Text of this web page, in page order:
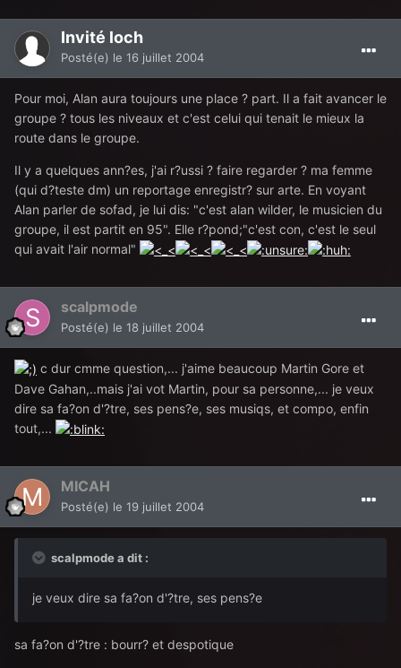
Invité loch
Posté(e) le 16 juillet 2004
Pour moi, Alan aura toujours une place ? part. Il a fait avancer le
groupe ? tous les niveaux et c'est celui qui tenait le mieux la
route dans le groupe.
Il y a quelques ann?es, j'ai r?ussi ? faire regarder ? ma femme
(qui d?teste dm) un reportage enregistr? sur arte. En voyant
Alan parler de sofad, je lui dis: "c'est alan wilder, le musicien du
groupe, il est partit en 95". Elle r?pond;"c'est con, c'est le seul
qui avait l'air normal"
scalpmode
Posté(e) le 18 juillet 2004
c dur cmme question,... j'aime beaucoup Martin Gore et
Dave Gahan,..mais j'ai vot Martin, pour sa personne,... je veux
dire sa fa?on d'?tre, ses pens?e, ses musiqs, et compo, enfin
tout,...
MICAH
Posté(e) le 19 juillet 2004
scalpmode a dit :
je veux dire sa fa?on d'?tre, ses pens?e
sa fa?on d'?tre : bourr? et despotique